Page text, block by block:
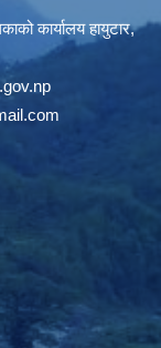
कार्यालय हायुटार,